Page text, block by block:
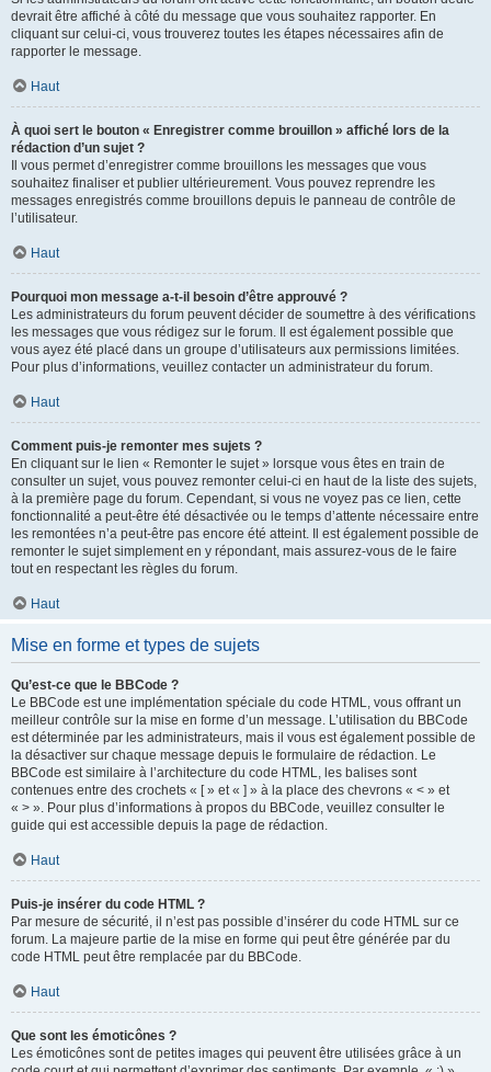
devrait être affiché à côté du message que vous souhaitez rapporter. En
cliquant sur celui-ci, vous trouverez toutes les étapes nécessaires afin de
rapporter le message.
Haut
À quoi sert le bouton « Enregistrer comme brouillon » affiché lors de la
rédaction d’un sujet ?
Il vous permet d’enregistrer comme brouillons les messages que vous
souhaitez finaliser et publier ultérieurement. Vous pouvez reprendre les
messages enregistrés comme brouillons depuis le panneau de contrôle de
l’utilisateur.
Haut
Pourquoi mon message a-t-il besoin d’être approuvé ?
Les administrateurs du forum peuvent décider de soumettre à des vérifications
les messages que vous rédigez sur le forum. Il est également possible que
vous ayez été placé dans un groupe d’utilisateurs aux permissions limitées.
Pour plus d’informations, veuillez contacter un administrateur du forum.
Haut
Comment puis-je remonter mes sujets ?
En cliquant sur le lien « Remonter le sujet » lorsque vous êtes en train de
consulter un sujet, vous pouvez remonter celui-ci en haut de la liste des sujets,
à la première page du forum. Cependant, si vous ne voyez pas ce lien, cette
fonctionnalité a peut-être été désactivée ou le temps d’attente nécessaire entre
les remontées n’a peut-être pas encore été atteint. Il est également possible de
remonter le sujet simplement en y répondant, mais assurez-vous de le faire
tout en respectant les règles du forum.
Haut
Mise en forme et types de sujets
Qu’est-ce que le BBCode ?
Le BBCode est une implémentation spéciale du code HTML, vous offrant un
meilleur contrôle sur la mise en forme d’un message. L’utilisation du BBCode
est déterminée par les administrateurs, mais il vous est également possible de
la désactiver sur chaque message depuis le formulaire de rédaction. Le
BBCode est similaire à l’architecture du code HTML, les balises sont
contenues entre des crochets « [ » et « ] » à la place des chevrons « < » et
« > ». Pour plus d’informations à propos du BBCode, veuillez consulter le
guide qui est accessible depuis la page de rédaction.
Haut
Puis-je insérer du code HTML ?
Par mesure de sécurité, il n’est pas possible d’insérer du code HTML sur ce
forum. La majeure partie de la mise en forme qui peut être générée par du
code HTML peut être remplacée par du BBCode.
Haut
Que sont les émoticônes ?
Les émoticônes sont de petites images qui peuvent être utilisées grâce à un